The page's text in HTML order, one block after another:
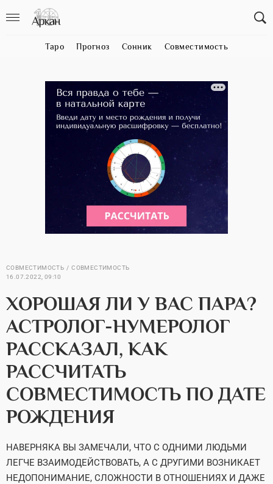
Таро Прогноз Сонник Совместимость
СОВМЕСТИМОСТЬ
СОВМЕСТИМОСТЬ
16.07.2022, 09:10
ХОРОШАЯ ЛИ У ВАС ПАРА?
АСТРОЛОГ-НУМЕРОЛОГ
РАССКАЗАЛ, КАК
РАССЧИТАТЬ
СОВМЕСТИМОСТЬ ПО ДАТЕ
РОЖДЕНИЯ
НАВЕРНЯКА ВЫ ЗАМЕЧАЛИ, ЧТО С ОДНИМИ ЛЮДЬМИ
ЛЕГЧЕ ВЗАИМОДЕЙСТВОВАТЬ, А С ДРУГИМИ ВОЗНИКАЕТ
НЕДОПОНИМАНИЕ, СЛОЖНОСТИ В ОТНОШЕНИЯХ И ДАЖЕ